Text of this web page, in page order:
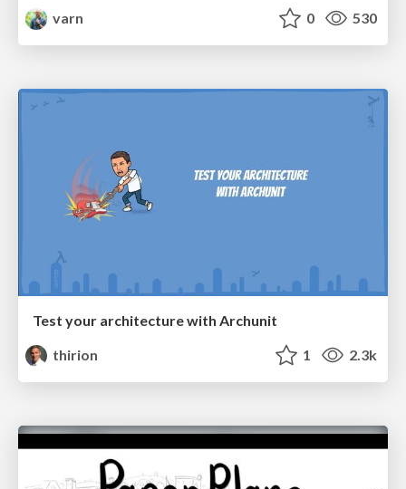
varn
0 530
Test your architecture with Archunit
thirion
1 2.3k